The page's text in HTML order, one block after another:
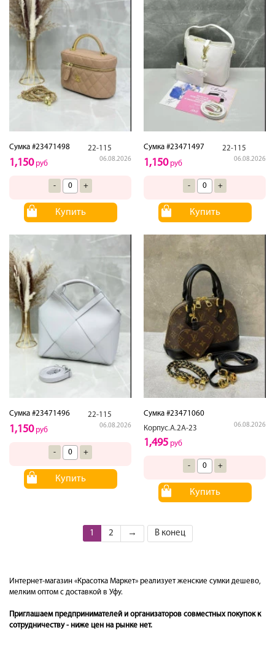
Сумка #23471498 22-115
06.08.2026
1,150руб
- +
Купить
Сумка #23471497 22-115
06.08.2026
1,150руб
- +
Купить
Сумка #23471496 22-115
06.08.2026
1,150руб
- +
Купить
Сумка #23471060
Корпус.А.2А-23
06.08.2026
1,495 руб
- +
Купить
1 2 → В конец
Интернет-магазин «Красотка Маркет» реализует женские сумки дешево,
мелким оптом с доставкой в Уфу.
Приглашаем предпринимателей и организаторов совместных покупок к
сотрудничеству - ниже цен на рынке нет.